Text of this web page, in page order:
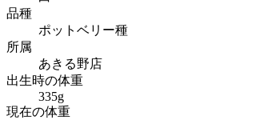
品種
ポットベリー種
所属
あきる野店
出生時の体重
335g
現在の体重